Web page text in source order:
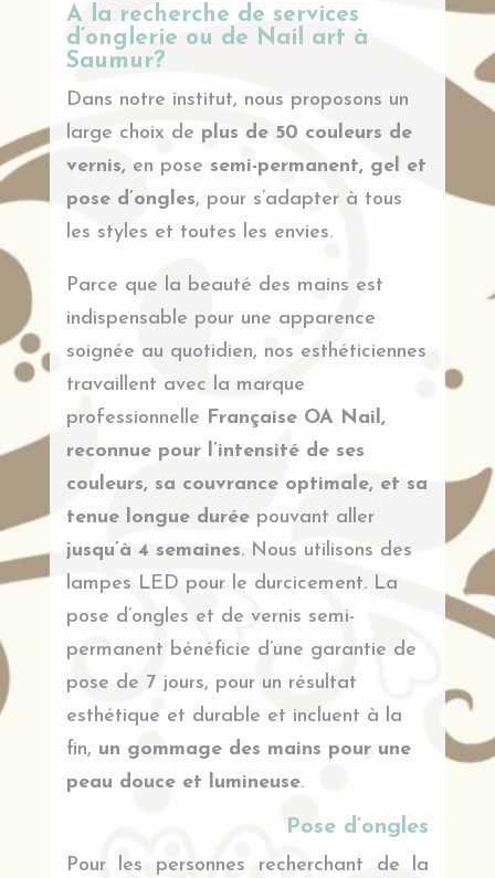
A la recherche de services
d’onglerie ou de Nail art à
Saumur?
Dans notre institut, nous proposons un
large choix de plus de 50 couleurs de
vernis, en pose semi-permanent, gel et
pose d’ongles, pour s’adapter à tous
les styles et toutes les envies.
Parce que la beauté des mains est
indispensable pour une apparence
soignée au quotidien, nos esthéticiennes
travaillent avec la marque
professionnelle Française OA Nail,
reconnue pour l’intensité de ses
couleurs, sa couvrance optimale, et sa
tenue longue duréepouvant aller
jusqu’à 4 semaines. Nous utilisons des
lampes LED pour le durcicement. La
pose d’ongles et de vernis semi-
permanent bénéficie d’une garantie de
pose de 7 jours, pour un résultat
esthétique et durable et incluent à la
fin, un gommage des mains pour une
peau douce et lumineuse.
Pose d’ongles
Pour les personnes recherchant de la